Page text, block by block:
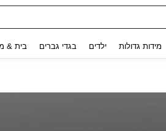
מידות גדולות ילדים בגדי גברים בית &